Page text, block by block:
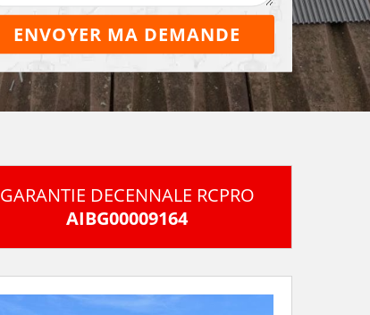
GARANTIE DECENNALE RCPRO
AIBG00009164